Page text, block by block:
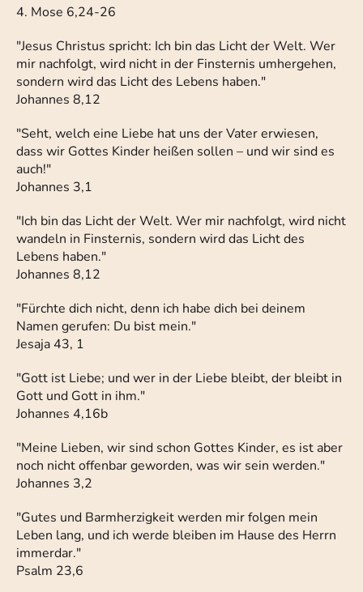
4. Mose 6,24-26
"Jesus Christus spricht: Ich bin das Licht der Welt. Wer
mir nachfolgt, wird nicht in der Finsternis umhergehen,
sondern wird das Licht des Lebens haben."
Johannes 8,12
"Seht, welch eine Liebe hat uns der Vater erwiesen,
dass wir Gottes Kinder heißen sollen – und wir sind es
auch!"
Johannes 3,1
"Ich bin das Licht der Welt. Wer mir nachfolgt, wird nicht
wandeln in Finsternis, sondern wird das Licht des
Lebens haben."
Johannes 8,12
"Fürchte dich nicht, denn ich habe dich bei deinem
Namen gerufen: Du bist mein."
Jesaja 43, 1
"Gott ist Liebe; und wer in der Liebe bleibt, der bleibt in
Gott und Gott in ihm."
Johannes 4,16b
"Meine Lieben, wir sind schon Gottes Kinder, es ist aber
noch nicht offenbar geworden, was wir sein werden."
Johannes 3,2
"Gutes und Barmherzigkeit werden mir folgen mein
Leben lang, und ich werde bleiben im Hause des Herrn
immerdar."
Psalm 23,6